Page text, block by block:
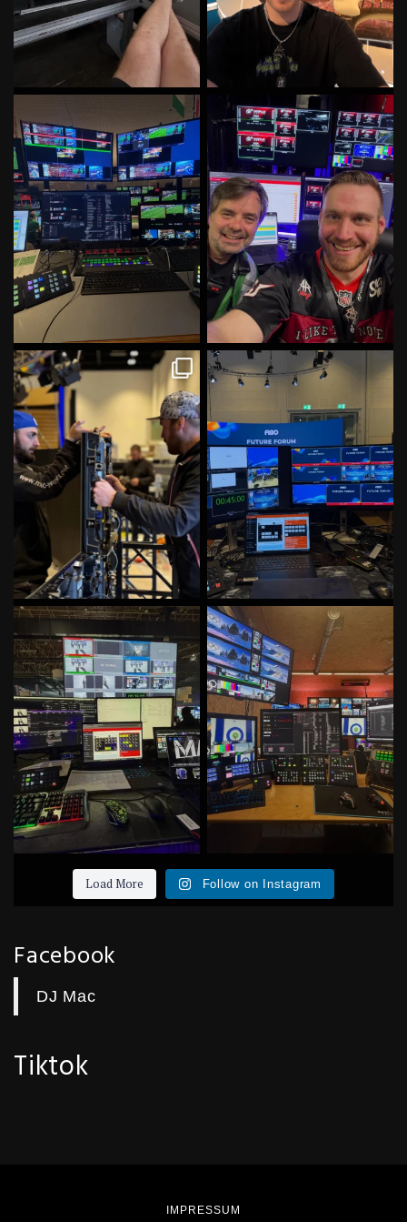
und Technik
57 0
It’s GT Time! With the best Crew
in Italy! ✌
#gt...
63 0
Damit keiner sagen kann wir
würden nur rumsitzen
78 2
Fibo Tag 8/13 lets go! #fibo
#videooperator
...
51
Irgendwas mit Medien, Models,
Haaren und...
46 0
Irgendwas mit Wintersport und
Technik. Erster
57 0
Load More Follow on Instagram
Facebook
DJ Mac
Tiktok
IMPRESSUM